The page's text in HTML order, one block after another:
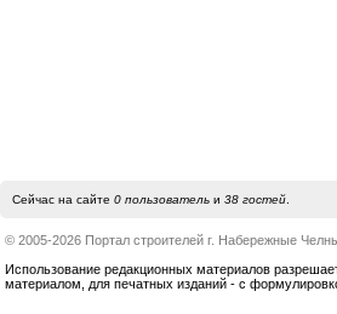
Сейчас на сайте 0 пользовательи 38 гостей.
© 2005-2026 Портал строителей г. Набережные
Использование редакционных материалов
материалом, для печатных изданий - с